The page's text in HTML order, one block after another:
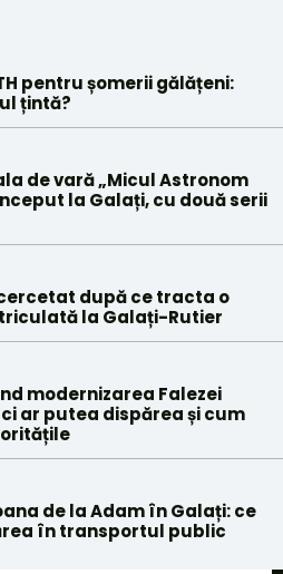
pentru șomerii gălățeni:
țintă?
de vară „Micul Astronom
la Galați, cu două serii
după ce tracta o
la Galați-Rutier
modernizarea Falezei
ar putea dispărea și cum
de la Adam în Galați: ce
în transportul public